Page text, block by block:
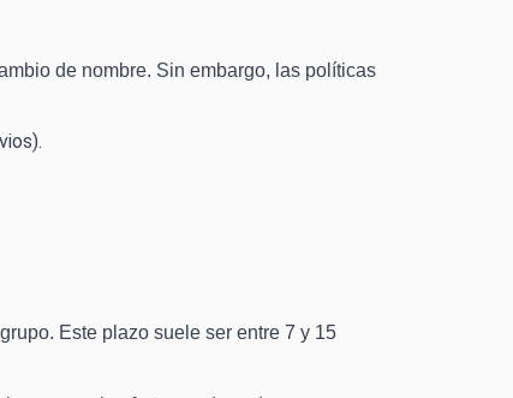
de nombre. Sin embargo, las políticas
Este plazo suele ser entre 7 y 15